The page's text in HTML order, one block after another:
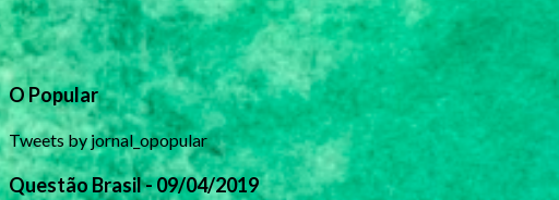
O Popular
Tweets by jornal_opopular
Questão Brasil - 09/04/2019